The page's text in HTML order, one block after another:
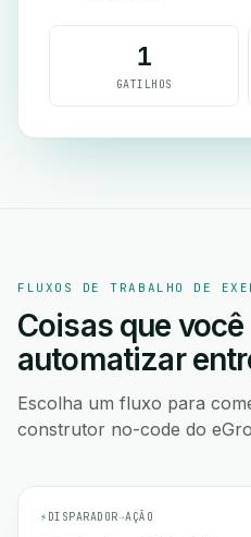
1
GATILHOS
FLUXOS DE TRABALHO DE
Coisas que
automatizar
Escolha um fluxo para
construtor no-code do
⚡ DISPARADOR→AÇÃO